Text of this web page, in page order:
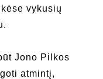
vykusių
Jono Pilkos
atmintį,